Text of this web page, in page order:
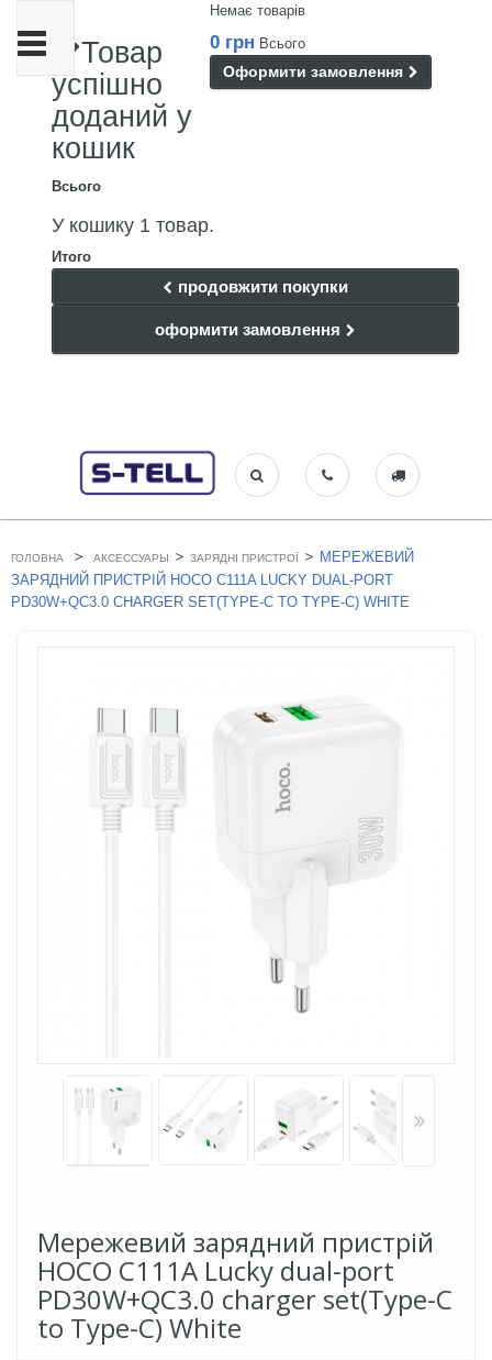
Немає товарів
0 грн Всього
Оформити замовлення
Товар
успішно
доданий у
кошик
Всього
У кошику 1 товар.
Итого
продовжити покупки
оформити замовлення
Toggle
navigation
ГОЛОВНА > АКСЕССУАРЫ > ЗАРЯДНІ ПРИСТРОЇ > МЕРЕЖЕВИЙ
ЗАРЯДНИЙ ПРИСТРІЙ HOCO C111A LUCKY DUAL-PORT
PD30W+QC3.0 CHARGER SET(TYPE-C TO TYPE-C) WHITE
Мережевий зарядний пристрій
HOCO C111A Lucky dual-port
PD30W+QC3.0 charger set(Type-C
to Type-C) White